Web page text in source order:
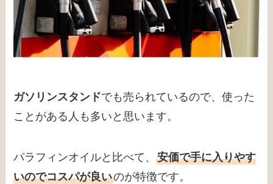
ガソリンスタンドでも売られているので、使った
ことがある人も多いと思います。
パラフィンオイルと比べて、安価で手に入りやす
いのでコスパが良いのが特徴です。